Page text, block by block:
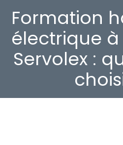
Formation
électrique
Servolex :